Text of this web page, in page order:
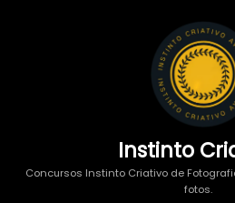
Instinto
Concursos Instinto Criativo de
fotos.